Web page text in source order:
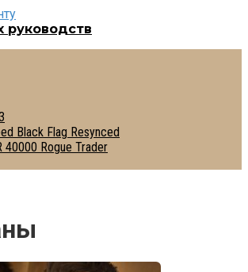
руководств
Black Flag Resynced
40000 Rogue Trader